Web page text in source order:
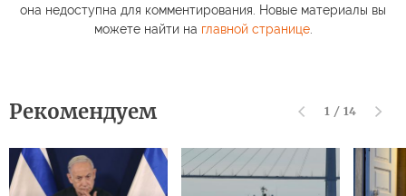
она недоступна для комментирования. Новые материалы вы
можете найти на главной странице.
Рекомендуем 1 / 14